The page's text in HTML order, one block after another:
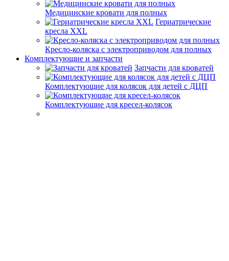
Медицинские кровати для полных
Гериатрические
кресла XXL
Кресло-коляска с электроприводом для полных
Комплектующие и запчасти
Запчасти для кроватей
Комплектующие для колясок для детей с ДЦП
Комплектующие для кресел-колясок